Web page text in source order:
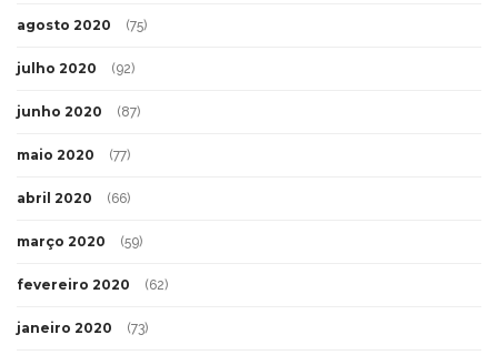
agosto 2020 (75)
julho 2020 (92)
junho 2020 (87)
maio 2020 (77)
abril 2020 (66)
março 2020 (59)
fevereiro 2020 (62)
janeiro 2020 (73)